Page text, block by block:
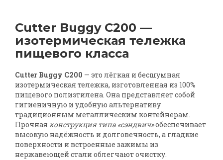
Cutter Buggy C200 —
изотермическая тележка
пищевого класса
Cutter Buggy C200 — это лёгкая и бесшумная
изотермическая тележка, изготовленная из 100%
пищевого полиэтилена. Она представляет собой
гигиеничную и удобную альтернативу
традиционным металлическим контейнерам.
Прочная конструкция типа «сэндвич»обеспечивает
высокую надёжность и долговечность, а гладкие
поверхности и встроенные зажимы из
нержавеющей стали облегчают очистку.